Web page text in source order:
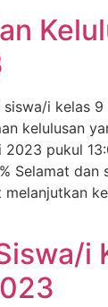
i kelas 9
kelulusan
2023 pukul
Selamat dan
i